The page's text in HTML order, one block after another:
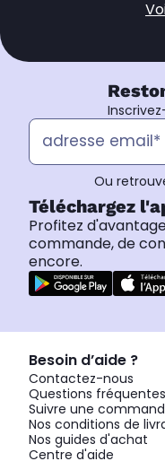
Ou
Téléchargez
Profitez
commande, de
encore.
Besoin d’aide ?
Contactez-nous
Questions fréquentes
Suivre une
Nos conditions de
Nos guides d'achat
Centre d'aide